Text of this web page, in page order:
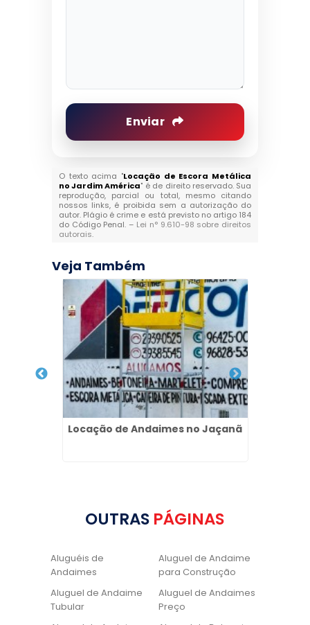
Enviar
O texto acima "Locação de Escora Metálica
no Jardim América" é de direito reservado. Sua
reprodução, parcial ou total, mesmo citando
nossos links, é proibida sem a autorização do
autor. Plágio é crime e está previsto no artigo 184
do Código Penal. – Lei n° 9.610-98 sobre direitos
autorais.
Veja Também
Locação de Andaimes no Jaçanã
OUTRAS PÁGINAS
Aluguéis de
Andaimes
Aluguel de Andaime
para Construção
Aluguel de Andaime
Tubular
Aluguel de Andaimes
Preço